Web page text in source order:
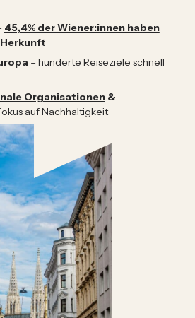
45,4% der Wiener:innen haben
– hunderte Reiseziele schnell
Organisationen&
auf Nachhaltigkeit